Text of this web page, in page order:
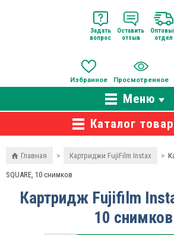
Задать
вопрос
Оставить
отзыв
отдел
Избранное Просмотренное
Меню
Каталог
Главная > Картриджи FujiFilm Instax >
SQUARE, 10 снимков
Картридж Fujifilm
10 снимков